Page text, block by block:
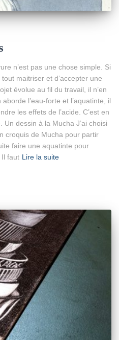
n’est pas une chose simple. Si
maitriser et d’accepter une
évolue au fil du travail, il n’en
l’eau-forte et l’aquatinte, il
les effets de l’acide. C’est en
Un dessin à la Mucha J’ai choisi
croquis de Mucha pour partir
faire une aquatinte pour
faut Lire la suite